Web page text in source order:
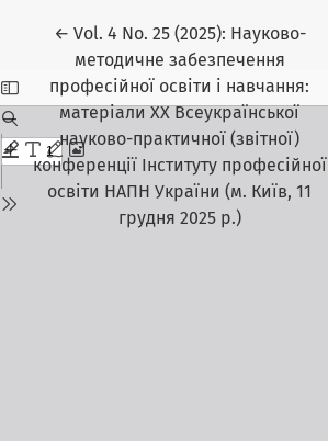
← Return to Article Details
Vol. 4 No. 25 (2025): Науково-
методичне забезпечення
професійної освіти і навчання:
матеріали XХ Всеукраїнської
науково-практичної (звітної)
конференції Інституту професійної
освіти НАПН України (м. Київ, 11
грудня 2025 р.)